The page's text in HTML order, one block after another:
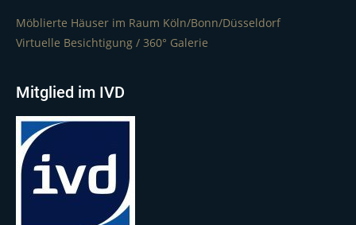
Möblierte Häuser im Raum Köln/Bonn/Düsseldorf
Virtuelle Besichtigung / 360° Galerie
Mitglied im IVD